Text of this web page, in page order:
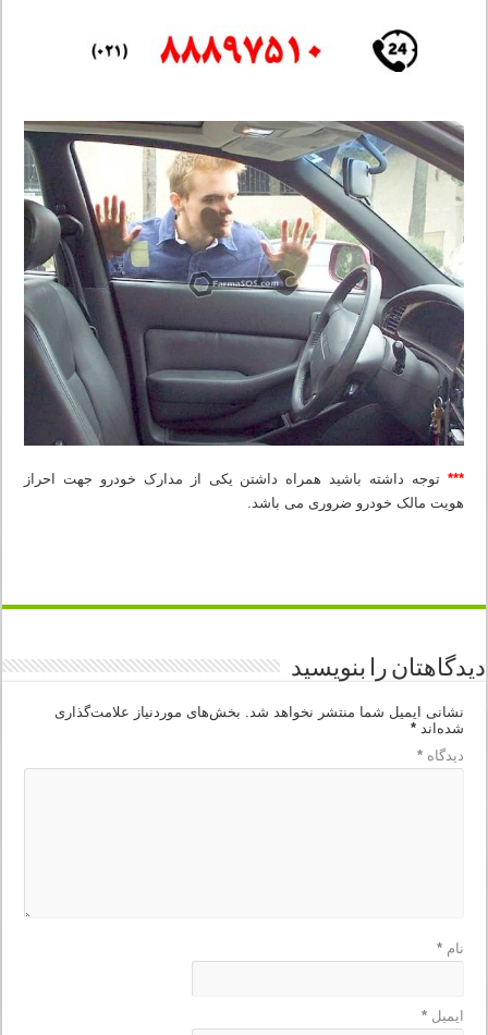
***توجه داشته باشید همراه داشتن یکی از مدارک خودرو جهت احراز
هویت مالک خودرو ضروری می باشد.
دیدگاهتان را بنویسید
نشانی ایمیل شما منتشر نخواهد شد. بخش‌های موردنیاز علامت‌گذاری
شده‌اند*
دیدگاه*
نام*
ایمیل*